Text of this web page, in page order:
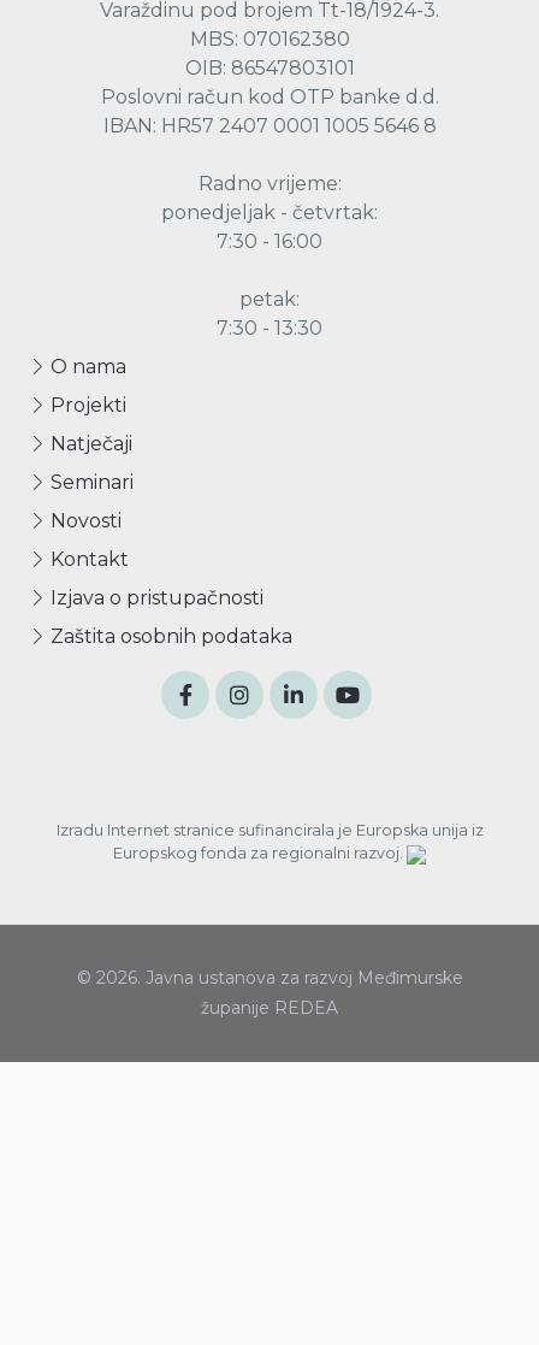
Varaždinu pod brojem Tt-18/1924-3.
MBS: 070162380
OIB: 86547803101
Poslovni račun kod OTP banke d.d.
IBAN: HR57 2407 0001 1005 5646 8
Radno vrijeme:
ponedjeljak - četvrtak:
7:30 - 16:00
petak:
7:30 - 13:30
O nama
Projekti
Natječaji
Seminari
Novosti
Kontakt
Izjava o pristupačnosti
Zaštita osobnih podataka
Izradu Internet stranice sufinancirala je Europska unija iz
Europskog fonda za regionalni razvoj.
© 2026. Javna ustanova za razvoj Međimurske
županije REDEA